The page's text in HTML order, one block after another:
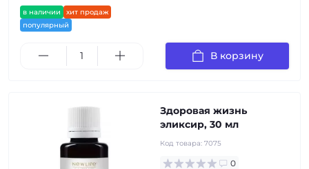
в наличии
хит продаж
популярный
В корзину
Здоровая жизнь
эликсир, 30 мл
Код товара: 7075
0